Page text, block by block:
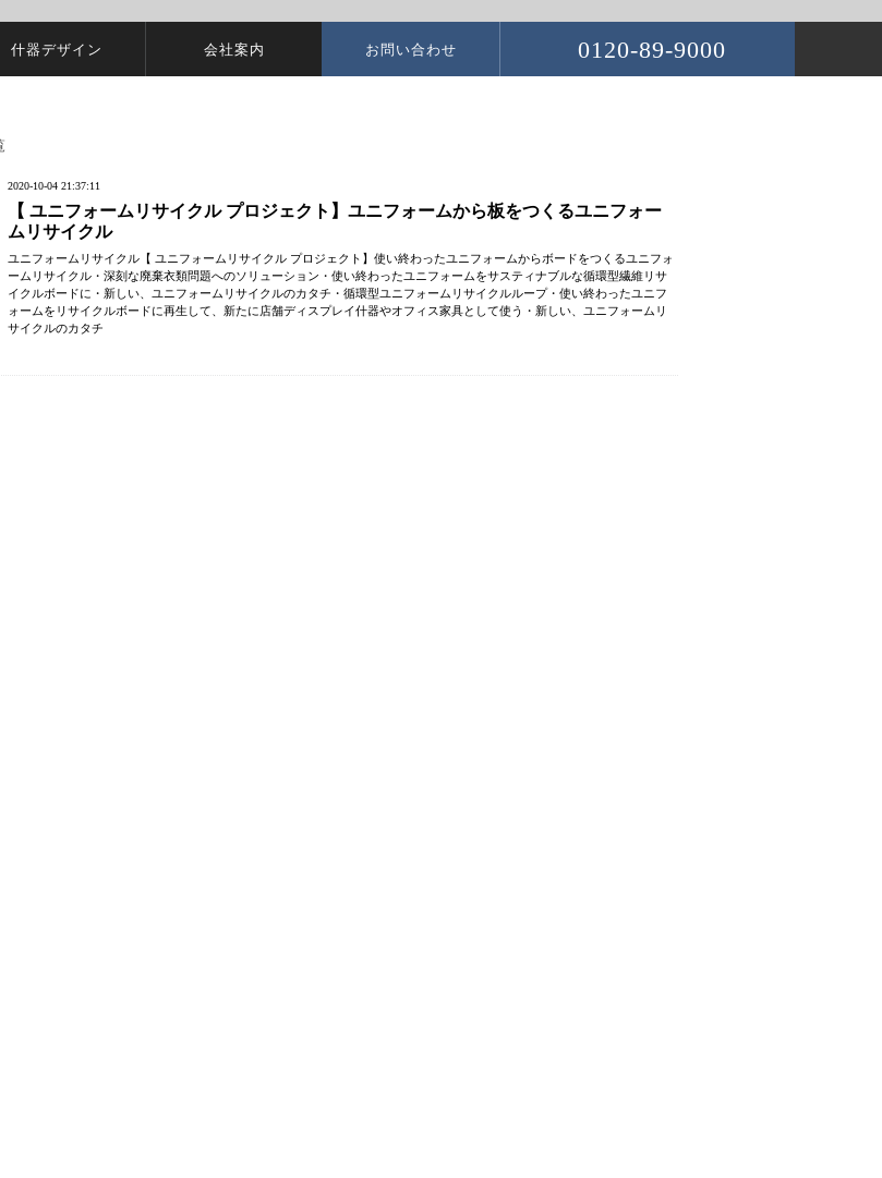
什器デザイン 会社案内 お問い合わせ 0120-89-9000
2020-10-04 21:37:11
【 ユニフォームリサイクル プロジェクト】ユニフォームから板をつくるユニフォー
ムリサイクル
ユニフォームリサイクル【 ユニフォームリサイクル プロジェクト】使い終わったユニフォームからボードをつくるユニフォ
ームリサイクル・深刻な廃棄衣類問題へのソリューション・使い終わったユニフォームをサスティナブルな循環型繊維リサ
イクルボードに・新しい、ユニフォームリサイクルのカタチ・循環型ユニフォームリサイクルループ・使い終わったユニフ
ォームをリサイクルボードに再生して、新たに店舗ディスプレイ什器やオフィス家具として使う・新しい、ユニフォームリ
サイクルのカタチ